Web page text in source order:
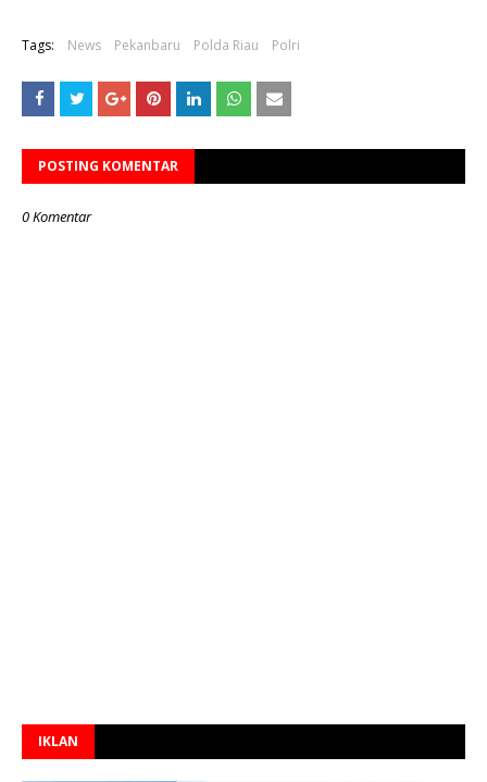
Tags: News Pekanbaru Polda Riau Polri
POSTING KOMENTAR
0 Komentar
IKLAN